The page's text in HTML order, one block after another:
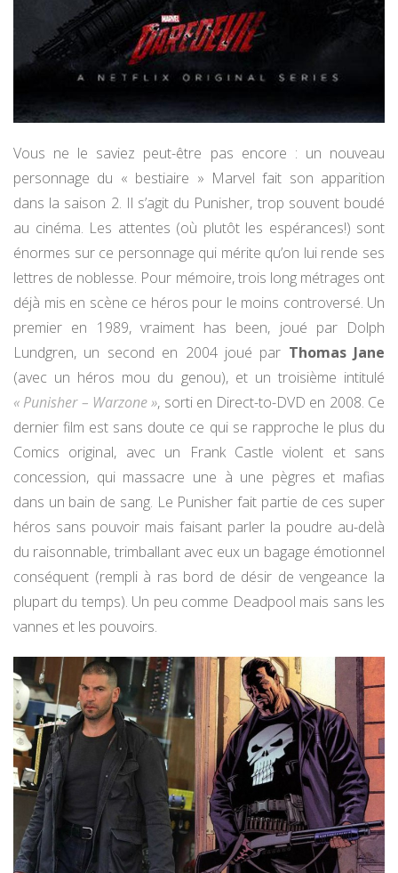
Vous ne le saviez peut-être pas encore : un nouveau
personnage du « bestiaire » Marvel fait son apparition
dans la saison 2. Il s’agit du Punisher, trop souvent boudé
au cinéma. Les attentes (où plutôt les espérances!) sont
énormes sur ce personnage qui mérite qu’on lui rende ses
lettres de noblesse. Pour mémoire, trois long métrages ont
déjà mis en scène ce héros pour le moins controversé. Un
premier en 1989, vraiment has been, joué par Dolph
Lundgren, un second en 2004 joué par Thomas Jane
(avec un héros mou du genou), et un troisième intitulé
« Punisher – Warzone », sorti en Direct-to-DVD en 2008. Ce
dernier film est sans doute ce qui se rapproche le plus du
Comics original, avec un Frank Castle violent et sans
concession, qui massacre une à une pègres et mafias
dans un bain de sang. Le Punisher fait partie de ces super
héros sans pouvoir mais faisant parler la poudre au-delà
du raisonnable, trimballant avec eux un bagage émotionnel
conséquent (rempli à ras bord de désir de vengeance la
plupart du temps). Un peu comme Deadpool mais sans les
vannes et les pouvoirs.